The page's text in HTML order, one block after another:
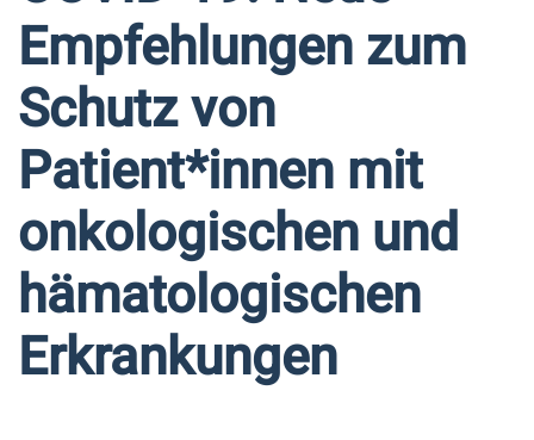
Empfehlungen zum
Schutz von
Patient*innen mit
onkologischen und
hämatologischen
Erkrankungen